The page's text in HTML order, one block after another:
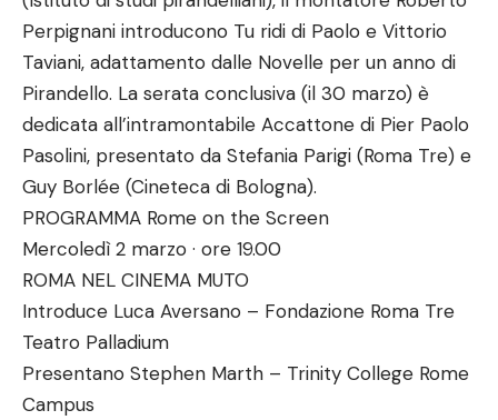
Perpignani introducono Tu ridi di Paolo e Vittorio
Taviani, adattamento dalle Novelle per un anno di
Pirandello. La serata conclusiva (il 30 marzo) è
dedicata all’intramontabile Accattone di Pier Paolo
Pasolini, presentato da Stefania Parigi (Roma Tre) e
Guy Borlée (Cineteca di Bologna).
PROGRAMMA Rome on the Screen
Mercoledì 2 marzo · ore 19.00
ROMA NEL CINEMA MUTO
Introduce Luca Aversano – Fondazione Roma Tre
Teatro Palladium
Presentano Stephen Marth – Trinity College Rome
Campus